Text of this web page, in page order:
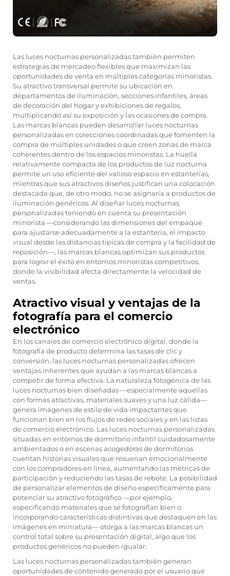
Las luces nocturnas personalizadas también permiten
estrategias de mercadeo flexibles que maximizan las
oportunidades de venta en múltiples categorías minoristas.
Su atractivo transversal permite su ubicación en
departamentos de iluminación, secciones infantiles, áreas
de decoración del hogar y exhibiciones de regalos,
multiplicando así su exposición y las ocasiones de compra.
Las marcas blancas pueden desarrollar luces nocturnas
personalizadas en colecciones coordinadas que fomenten la
compra de múltiples unidades o que creen zonas de marca
coherentes dentro de los espacios minoristas. La huella
relativamente compacta de los productos de luz nocturna
permite un uso eficiente del valioso espacio en estanterías,
mientras que sus atractivos diseños justifican una colocación
destacada que, de otro modo, no se asignaría a productos de
iluminación genéricos. Al diseñar luces nocturnas
personalizadas teniendo en cuenta su presentación
minorista —considerando las dimensiones del empaque
para ajustarse adecuadamente a la estantería, el impacto
visual desde las distancias típicas de compra y la facilidad de
reposición—, las marcas blancas optimizan sus productos
para lograr el éxito en entornos minoristas competitivos,
donde la visibilidad afecta directamente la velocidad de
ventas.
Atractivo visual y ventajas de la
fotografía para el comercio
electrónico
En los canales de comercio electrónico digital, donde la
fotografía de producto determina las tasas de clic y
conversión, las luces nocturnas personalizadas ofrecen
ventajas inherentes que ayudan a las marcas blancas a
competir de forma efectiva. La naturaleza fotogénica de las
luces nocturnas bien diseñadas —especialmente aquellas
con formas atractivas, materiales suaves y una luz cálida—
genera imágenes de estilo de vida impactantes que
funcionan bien en los flujos de redes sociales y en las listas
de comercio electrónico. Las luces nocturnas personalizadas
situadas en entornos de dormitorio infantil cuidadosamente
ambientados o en escenas acogedoras de dormitorios
cuentan historias visuales que resuenan emocionalmente
con los compradores en línea, aumentando las métricas de
participación y reduciendo las tasas de rebote. La posibilidad
de personalizar elementos de diseño específicamente para
potenciar su atractivo fotográfico —por ejemplo,
especificando materiales que se fotografían bien o
incorporando características distintivas que destaquen en las
imágenes en miniatura— otorga a las marcas blancas un
control total sobre su presentación digital, algo que los
productos genéricos no pueden igualar.
Las luces nocturnas personalizadas también generan
oportunidades de contenido generado por el usuario que